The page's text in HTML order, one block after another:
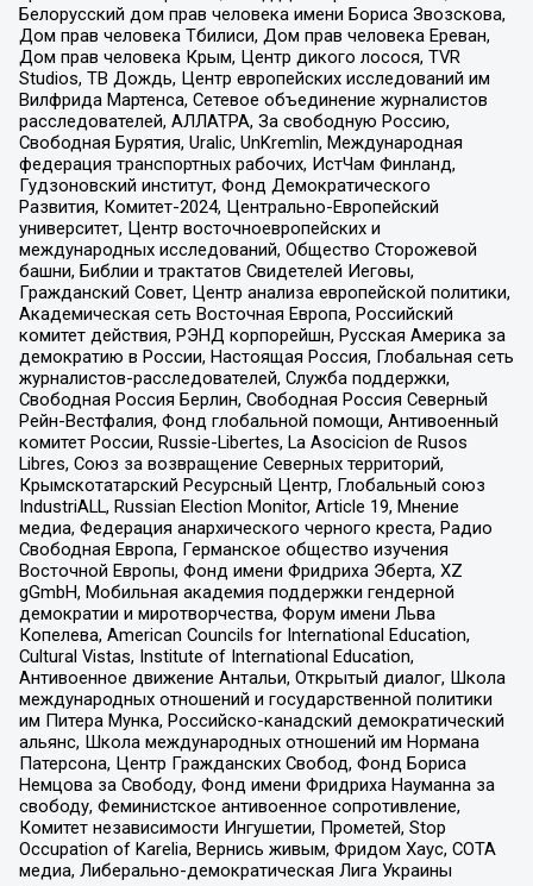
Белорусский дом прав человека имени Бориса Звозскова,
Дом прав человека Тбилиси, Дом прав человека Ереван,
Дом прав человека Крым, Центр дикого лосося, TVR
Studios, ТВ Дождь, Центр европейских исследований им
Вилфрида Мартенса, Сетевое объединение журналистов
расследователей, АЛЛАТРА, За свободную Россию,
Свободная Бурятия, Uralic, UnKremlin, Международная
федерация транспортных рабочих, ИстЧам Финланд,
Гудзоновский институт, Фонд Демократического
Развития, Комитет-2024, Центрально-Европейский
университет, Центр восточноевропейских и
международных исследований, Общество Сторожевой
башни, Библии и трактатов Свидетелей Иеговы,
Гражданский Совет, Центр анализа европейской политики,
Академическая сеть Восточная Европа, Российский
комитет действия, РЭНД корпорейшн, Русская Америка за
демократию в России, Настоящая Россия, Глобальная сеть
журналистов-расследователей, Служба поддержки,
Свободная Россия Берлин, Свободная Россия Северный
Рейн-Вестфалия, Фонд глобальной помощи, Антивоенный
комитет России, Russie-Libertes, La Asocicion de Rusos
Libres, Союз за возвращение Северных территорий,
Крымскотатарский Ресурсный Центр, Глобальный союз
IndustriALL, Russian Election Monitor, Article 19, Мнение
медиа, Федерация анархического черного креста, Радио
Свободная Европа, Германское общество изучения
Восточной Европы, Фонд имени Фридриха Эберта, XZ
gGmbH, Мобильная академия поддержки гендерной
демократии и миротворчества, Форум имени Льва
Копелева, American Councils for International Education,
Cultural Vistas, Institute of International Education,
Антивоенное движение Антальи, Открытый диалог, Школа
международных отношений и государственной политики
им Питера Мунка, Российско-канадский демократический
альянс, Школа международных отношений им Нормана
Патерсона, Центр Гражданских Свобод, Фонд Бориса
Немцова за Свободу, Фонд имени Фридриха Науманна за
свободу, Феминистское антивоенное сопротивление,
Комитет независимости Ингушетии, Прометей, Stop
Occupation of Karelia, Вернись живым, Фридом Хаус, СОТА
медиа, Либерально-демократическая Лига Украины